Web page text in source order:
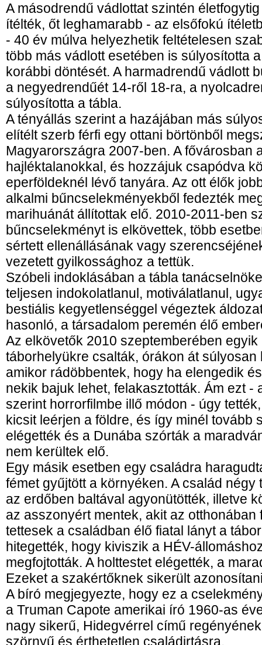
A másodrendű vádlottat szintén
ítélték, őt leghamarabb - az elsőfokú
- 40 év múlva helyezhetik feltételesen
több más vádlott esetében is súlyosította
korábbi döntését. A harmadrendű vádlott
a negyedrendűét 14-ről 18-ra, a
súlyosította a tábla.
A tényállás szerint a hazájában más
elítélt szerb férfi egy ottani börtönből
Magyarországra 2007-ben. A fővárosban
hajléktalanokkal, és hozzájuk csapódva
eperföldeknél lévő tanyára. Az ott élők
alkalmi bűncselekményekből fedezték
marihuánát állítottak elő. 2010-2011-ben
bűncselekményt is elkövettek, több
sértett ellenállásának vagy
vezetett gyilkossághoz a tettük.
Szóbeli indoklásában a tábla
teljesen indokolatlanul, motiválatlanul,
bestiális kegyetlenséggel végeztek
hasonló, a társadalom peremén élő
Az elkövetők 2010 szeptemberében
táborhelyükre csalták, órákon át súlyosan
amikor rádöbbentek, hogy ha elengedik
nekik bajuk lehet, felakasztották. Ám ezt -
szerint horrorfilmbe illő módon - úgy
kicsit leérjen a földre, és így minél tovább
elégették és a Dunába szórták a
nem kerültek elő.
Egy másik esetben egy családra
fémet gyűjtött a környéken. A család négy
az erdőben baltával agyonütötték, illetve
az asszonyért mentek, akit az otthonában
tettesek a családban élő fiatal lányt a
hitegették, hogy kiviszik a HÉV-
megfojtották. A holttestet elégették, a
Ezeket a szakértőknek sikerült
A bíró megjegyezte, hogy ez a
a Truman Capote amerikai író 1960-as
nagy sikerű, Hidegvérrel című
szörnyű és érthetetlen családirtásra.